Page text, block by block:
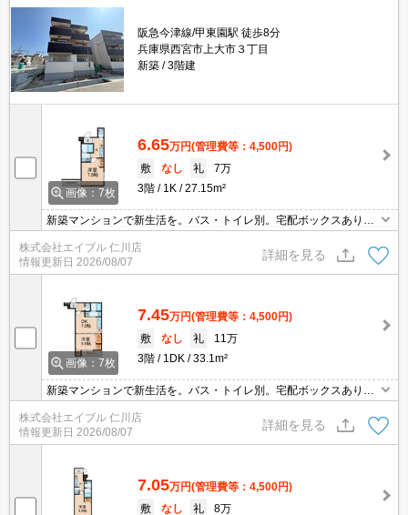
阪急今津線/甲東園駅 徒歩8分
兵庫県西宮市上大市３丁目
新築
3階建
画像：7枚
6.65万円(管理費等：4,500円)
敷
なし 礼
7万
3階
1K 27.15m²
新築マンションで新生活を。バス・トイレ別。宅配ボックスあり。
防犯カメラ付きマンション。クローゼット付。インターネット無料
で使い放題。シャッター式雨戸付き。室内洗濯機置場。ぜひお問い
合わせください!。
株式会社エイブル 仁川店
情報更新日 2026/08/07
詳細を見る
画像：7枚
7.45万円(管理費等：4,500円)
敷
なし 礼
11万
3階
1DK 33.1m²
新築マンションで新生活を。バス・トイレ別。宅配ボックスあり。
防犯カメラ付きマンション。クローゼット付。インターネット無料
で使い放題。シャッター式雨戸付き。室内洗濯機置場。ぜひお問い
合わせください!。
株式会社エイブル 仁川店
情報更新日 2026/08/07
詳細を見る
7.05万円(管理費等：4,500円)
敷
なし 礼
8万